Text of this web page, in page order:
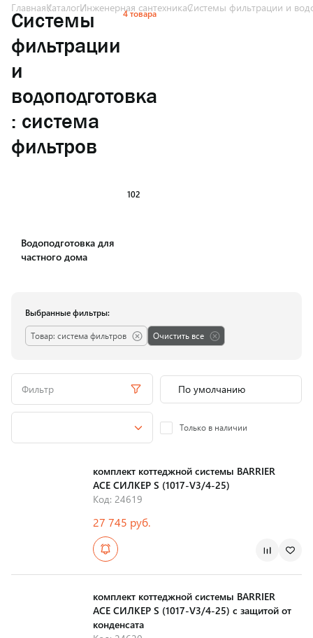
ГлавнаяКаталогИнженерная сантехникаСистемы фильтрации и
Системы
фильтрации
и
водоподготовка
: система
фильтров
4 товара
Водоподготовка для
частного дома
102
Выбранные фильтры:
Товар: система фильтров Очистить все
Фильтр
Только в наличии
комплект коттеджной системы BARRIER
ACE СИЛКЕР S (1017-V3/4-25)
Код: 24619
27 745 руб.
комплект коттеджной системы BARRIER
ACE СИЛКЕР S (1017-V3/4-25) с защитой от
конденсата